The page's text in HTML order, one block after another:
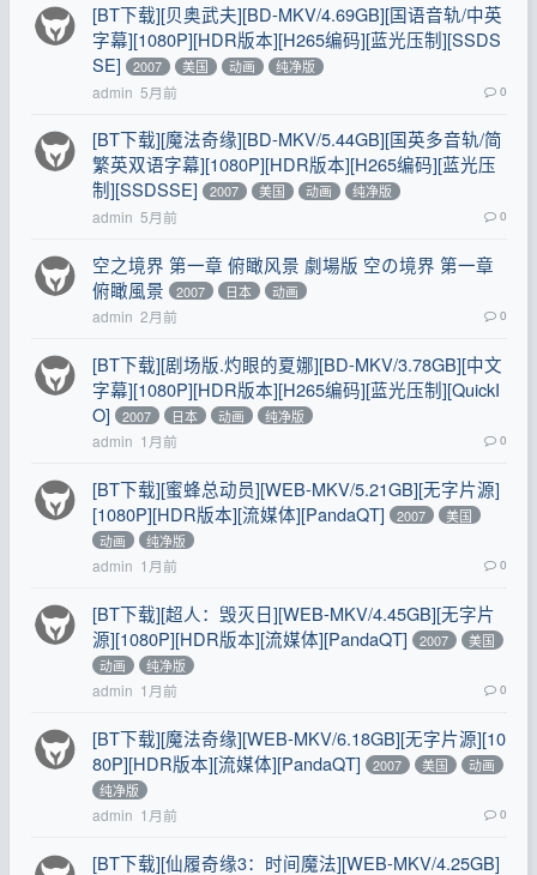
[BT下载][贝奥武夫][BD-MKV/4.69GB][国语音轨/中英
字幕][1080P][HDR版本][H265编码][蓝光压制][SSDS
SE]
2007 美国 动画 纯净版
admin 5月前 0
[BT下载][魔法奇缘][BD-MKV/5.44GB][国英多音轨/简
繁英双语字幕][1080P][HDR版本][H265编码][蓝光压
制][SSDSSE]
2007 美国 动画 纯净版
admin 5月前 0
空之境界 第一章 俯瞰风景 劇場版 空の境界 第一章
俯瞰風景
2007 日本 动画
admin 2月前 0
[BT下载][剧场版.灼眼的夏娜][BD-MKV/3.78GB][中文
字幕][1080P][HDR版本][H265编码][蓝光压制][QuickI
O]
2007 日本 动画 纯净版
admin 1月前 0
[BT下载][蜜蜂总动员][WEB-MKV/5.21GB][无字片源]
[1080P][HDR版本][流媒体][PandaQT]
2007
美国
动画
纯净版
admin 1月前 0
[BT下载][超人：毁灭日][WEB-MKV/4.45GB][无字片
源][1080P][HDR版本][流媒体][PandaQT]
2007
美国
动画
纯净版
admin 1月前 0
[BT下载][魔法奇缘][WEB-MKV/6.18GB][无字片源][10
80P][HDR版本][流媒体][PandaQT]
2007 美国
动画
纯净版
admin 1月前 0
[BT下载][仙履奇缘3：时间魔法][WEB-MKV/4.25GB]